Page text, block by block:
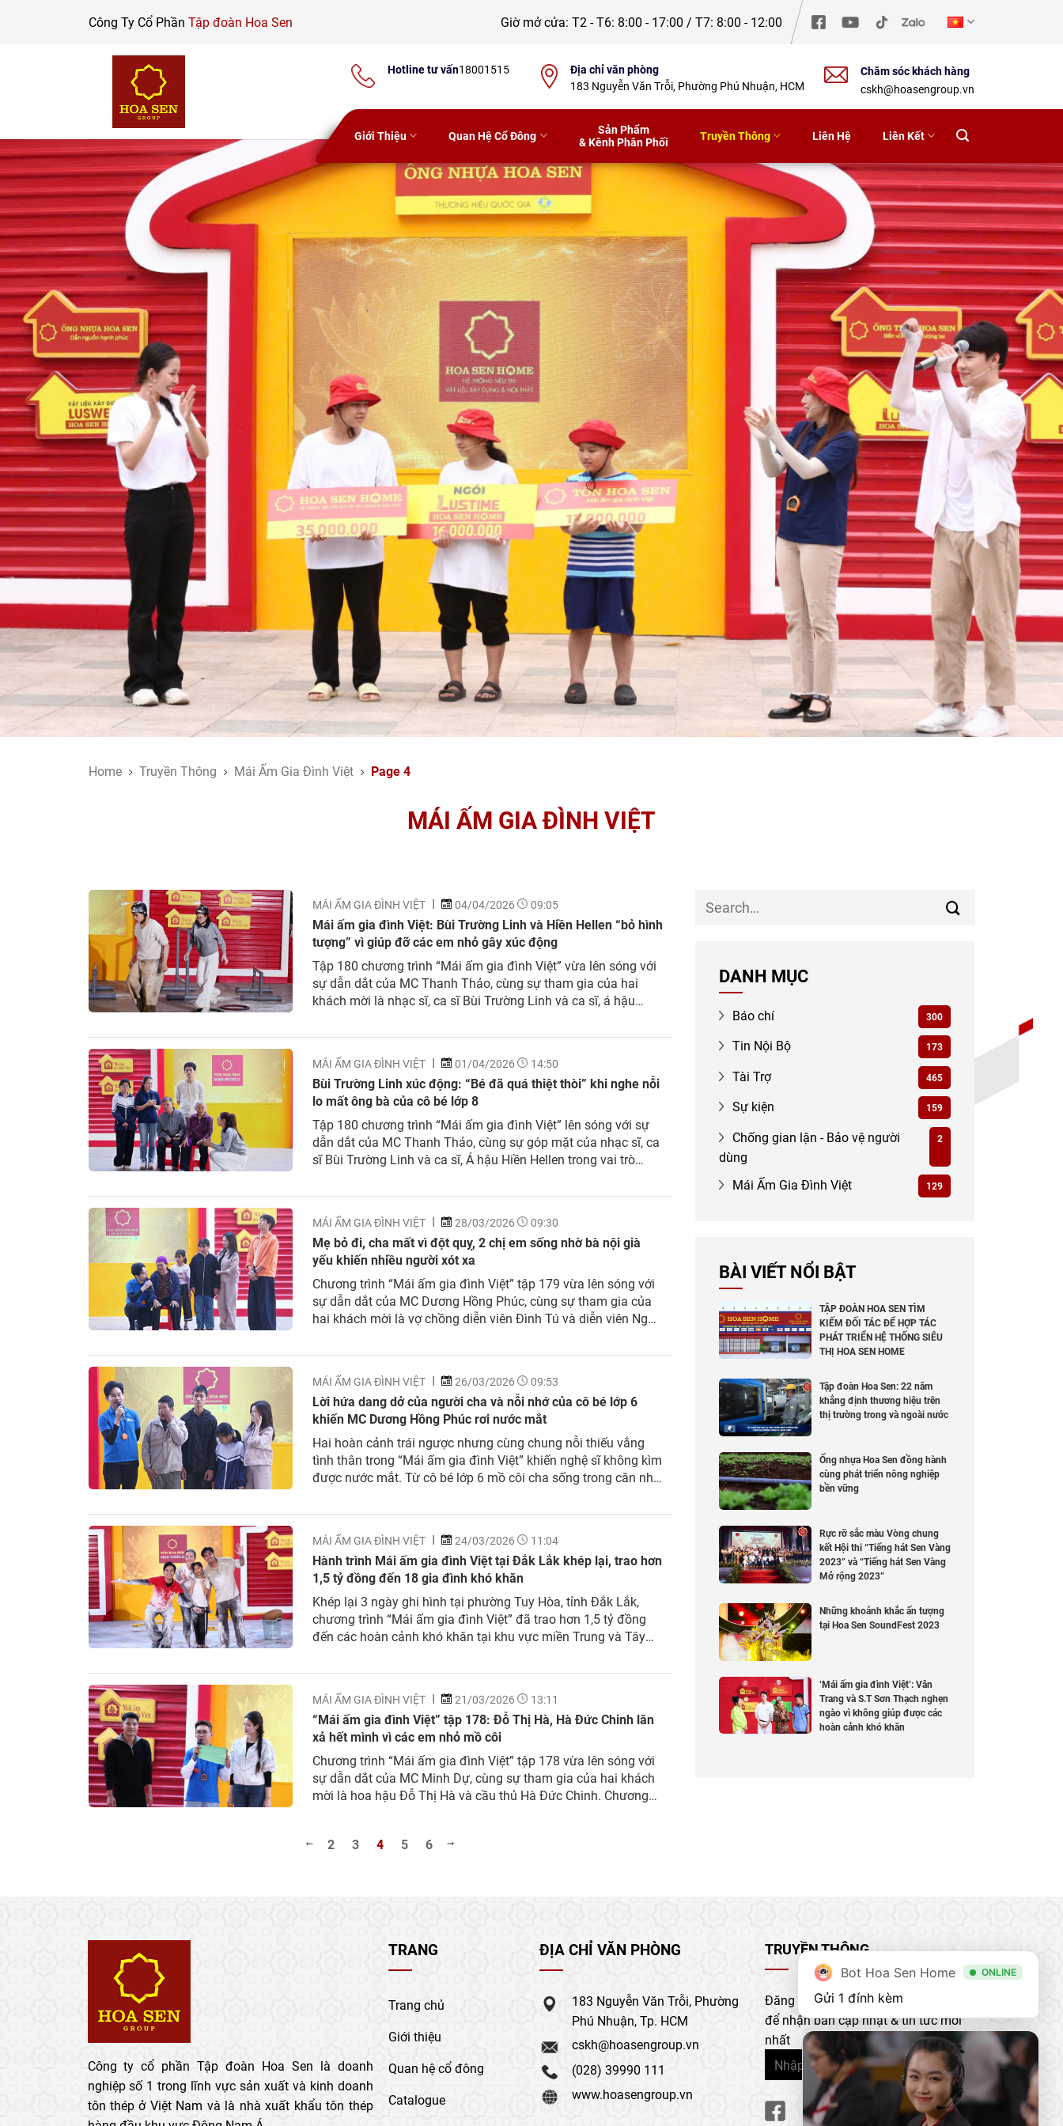
Công Ty Cổ Phần Tập đoàn Hoa Sen Giờ mở cửa:T2 - T6: 8:00 - 17:00 / T7: 8:00 - 12:00
Giới Thiệu Quan Hệ Cổ Đông
Sản Phẩm
& Kênh Phân Phối
Truyền Thông Liên Hệ Liên Kết
Hotline tư vấn18001515
Địa chỉ văn phòng
183 Nguyễn Văn Trỗi, Phường Phú Nhuận, HCM
Chăm sóc khách hàng
cskh@hoasengroup.vn
Home Truyền Thông Mái Ấm Gia Đình Việt Page 4
MÁI ẤM GIA ĐÌNH VIỆT
MÁI ẤM GIA ĐÌNH VIỆT 04/04/2026 09:05
Mái ấm gia đình Việt: Bùi Trường Linh và Hiền Hellen “bỏ hình
tượng” vì giúp đỡ các em nhỏ gây xúc động
Tập 180 chương trình “Mái ấm gia đình Việt” vừa lên sóng với
sự dẫn dắt của MC Thanh Thảo, cùng sự tham gia của hai
khách mời là nhạc sĩ, ca sĩ Bùi Trường Linh và ca sĩ, á hậu
thách,...
MÁI ẤM GIA ĐÌNH VIỆT 01/04/2026 14:50
Bùi Trường Linh xúc động: “Bé đã quá thiệt thòi” khi nghe nỗi
lo mất ông bà của cô bé lớp 8
Tập 180 chương trình “Mái ấm gia đình Việt” lên sóng với sự
dẫn dắt của MC Thanh Thảo, cùng sự góp mặt của nhạc sĩ, ca
sĩ Bùi Trường Linh và ca sĩ, Á hậu Hiền Hellen trong vai trò
chứng kiến...
MÁI ẤM GIA ĐÌNH VIỆT 28/03/2026 09:30
Mẹ bỏ đi, cha mất vì đột quỵ, 2 chị em sống nhờ bà nội già
yếu khiến nhiều người xót xa
Chương trình “Mái ấm gia đình Việt” tập 179 vừa lên sóng với
sự dẫn dắt của MC Dương Hồng Phúc, cùng sự tham gia của
hai khách mời là vợ chồng diễn viên Đình Tú và diễn viên Ngọc
nhỏ mồ côi....
MÁI ẤM GIA ĐÌNH VIỆT 26/03/2026 09:53
Lời hứa dang dở của người cha và nỗi nhớ của cô bé lớp 6
khiến MC Dương Hồng Phúc rơi nước mắt
Hai hoàn cảnh trái ngược nhưng cùng chung nỗi thiếu vắng
tình thân trong “Mái ấm gia đình Việt” khiến nghệ sĩ không kìm
được nước mắt. Từ cô bé lớp 6 mồ côi cha sống trong căn nhà
chuyện đầy...
MÁI ẤM GIA ĐÌNH VIỆT 24/03/2026 11:04
Hành trình Mái ấm gia đình Việt tại Đắk Lắk khép lại, trao hơn
1,5 tỷ đồng đến 18 gia đình khó khăn
Khép lại 3 ngày ghi hình tại phường Tuy Hòa, tỉnh Đắk Lắk,
chương trình “Mái ấm gia đình Việt” đã trao hơn 1,5 tỷ đồng
đến các hoàn cảnh khó khăn tại khu vực miền Trung và Tây
Lắk, đồng thời là...
MÁI ẤM GIA ĐÌNH VIỆT 21/03/2026 13:11
“Mái ấm gia đình Việt” tập 178: Đỗ Thị Hà, Hà Đức Chinh lăn
xả hết mình vì các em nhỏ mồ côi
Chương trình “Mái ấm gia đình Việt” tập 178 vừa lên sóng với
sự dẫn dắt của MC Minh Dự, cùng sự tham gia của hai khách
mời là hoa hậu Đỗ Thị Hà và cầu thủ Hà Đức Chinh. Chương
2
3 4 5 6
DANH MỤC
Báo chí 300
Tin Nội Bộ 173
Tài Trợ 465
Sự kiện 159
Chống gian lận - Bảo vệ người
dùng
2
Mái Ấm Gia Đình Việt 129
BÀI VIẾT NỔI BẬT
TẬP ĐOÀN HOA SEN TÌM
KIẾM ĐỐI TÁC ĐỂ HỢP TÁC
PHÁT TRIỂN HỆ THỐNG SIÊU
THỊ HOA SEN HOME
Tập đoàn Hoa Sen: 22 năm
khẳng định thương hiệu trên
thị trường trong và ngoài nước
Ống nhựa Hoa Sen đồng hành
cùng phát triển nông nghiệp
bền vững
Rực rỡ sắc màu Vòng chung
kết Hội thi “Tiếng hát Sen Vàng
2023” và “Tiếng hát Sen Vàng
Mở rộng 2023”
Những khoảnh khắc ấn tượng
tại Hoa Sen SoundFest 2023
‘Mái ấm gia đình Việt’: Vân
Trang và S.T Sơn Thạch nghẹn
ngào vì không giúp được các
hoàn cảnh khó khăn
Công ty cổ phần Tập đoàn Hoa Sen là doanh
nghiệp số 1 trong lĩnh vực sản xuất và kinh doanh
tôn thép ở Việt Nam và là nhà xuất khẩu tôn thép
TRANG
Trang chủ
Giới thiệu
Quan hệ cổ đông
Catalogue
ĐỊA CHỈ VĂN PHÒNG
183 Nguyễn Văn Trỗi, Phường
Phú Nhuận, Tp. HCM
cskh@hoasengroup.vn
(028) 39990 111
www.hoasengroup.vn
TRUYỀN THÔNG
Đăng ký nhận bản tin của chúng tôi
để nhận bản cập nhật & tin tức mới
nhất
Bot Hoa Sen Home ONLINE
Gửi 1 đính kèm